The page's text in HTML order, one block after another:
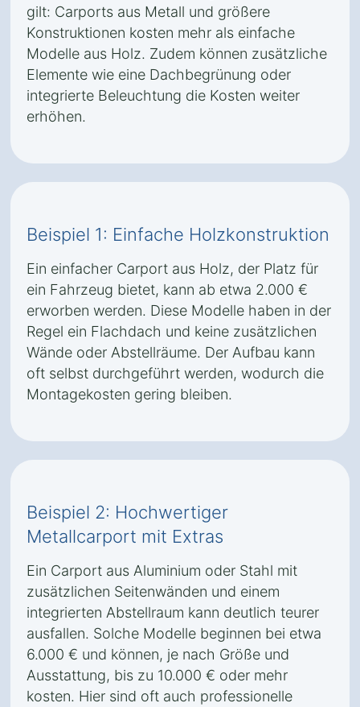
gilt: Carports aus Metall und größere
Konstruktionen kosten mehr als einfache
Modelle aus Holz. Zudem können zusätzliche
Elemente wie eine Dachbegrünung oder
integrierte Beleuchtung die Kosten weiter
erhöhen.
Beispiel 1: Einfache Holzkonstruktion
Ein einfacher Carport aus Holz, der Platz für
ein Fahrzeug bietet, kann ab etwa 2.000 €
erworben werden. Diese Modelle haben in der
Regel ein Flachdach und keine zusätzlichen
Wände oder Abstellräume. Der Aufbau kann
oft selbst durchgeführt werden, wodurch die
Montagekosten gering bleiben.
Beispiel 2: Hochwertiger
Metallcarport mit Extras
Ein Carport aus Aluminium oder Stahl mit
zusätzlichen Seitenwänden und einem
integrierten Abstellraum kann deutlich teurer
ausfallen. Solche Modelle beginnen bei etwa
6.000 € und können, je nach Größe und
Ausstattung, bis zu 10.000 € oder mehr
kosten. Hier sind oft auch professionelle